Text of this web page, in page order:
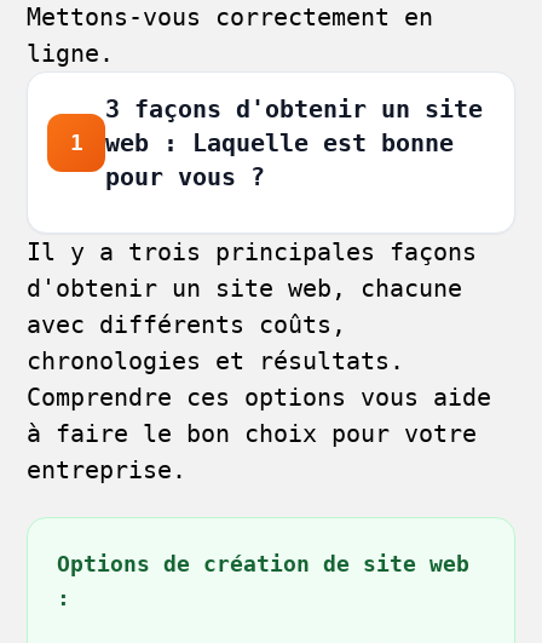
Mettons-vous correctement en
ligne.
1
3 façons d'obtenir un site
web : Laquelle est bonne
pour vous ?
Il y a trois principales façons
d'obtenir un site web, chacune
avec différents coûts,
chronologies et résultats.
Comprendre ces options vous aide
à faire le bon choix pour votre
entreprise.
Options de création de site web
: